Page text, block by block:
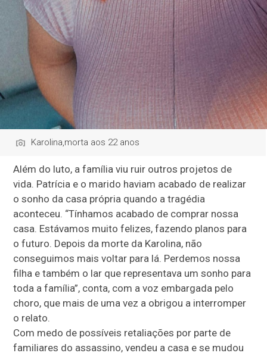
Karolina,morta aos 22 anos
Além do luto, a família viu ruir outros projetos de
vida. Patrícia e o marido haviam acabado de realizar
o sonho da casa própria quando a tragédia
aconteceu. “Tínhamos acabado de comprar nossa
casa. Estávamos muito felizes, fazendo planos para
o futuro. Depois da morte da Karolina, não
conseguimos mais voltar para lá. Perdemos nossa
filha e também o lar que representava um sonho para
toda a família”, conta, com a voz embargada pelo
choro, que mais de uma vez a obrigou a interromper
o relato.
Com medo de possíveis retaliações por parte de
familiares do assassino, vendeu a casa e se mudou